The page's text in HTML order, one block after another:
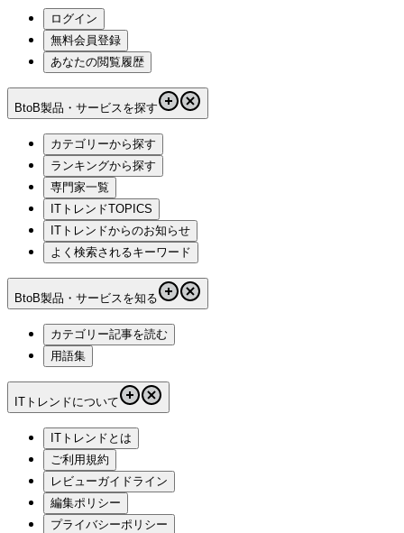
ログイン
無料会員登録
あなたの閲覧履歴
BtoB製品・サービスを探す
カテゴリーから探す
ランキングから探す
専門家一覧
ITトレンドTOPICS
ITトレンドからのお知らせ
よく検索されるキーワード
BtoB製品・サービスを知る
カテゴリー記事を読む
用語集
ITトレンドについて
ITトレンドとは
ご利用規約
レビューガイドライン
編集ポリシー
プライバシーポリシー